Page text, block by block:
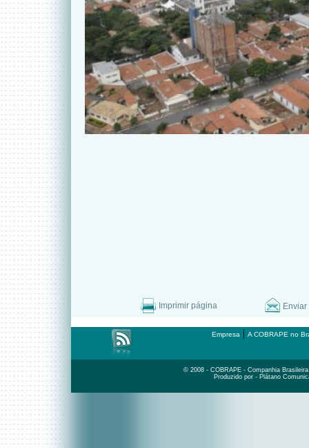
Imprimir página
Empresa | A COBRAPE no
© 2008 - COBRAPE - Companhia
Produzido por - Plátano